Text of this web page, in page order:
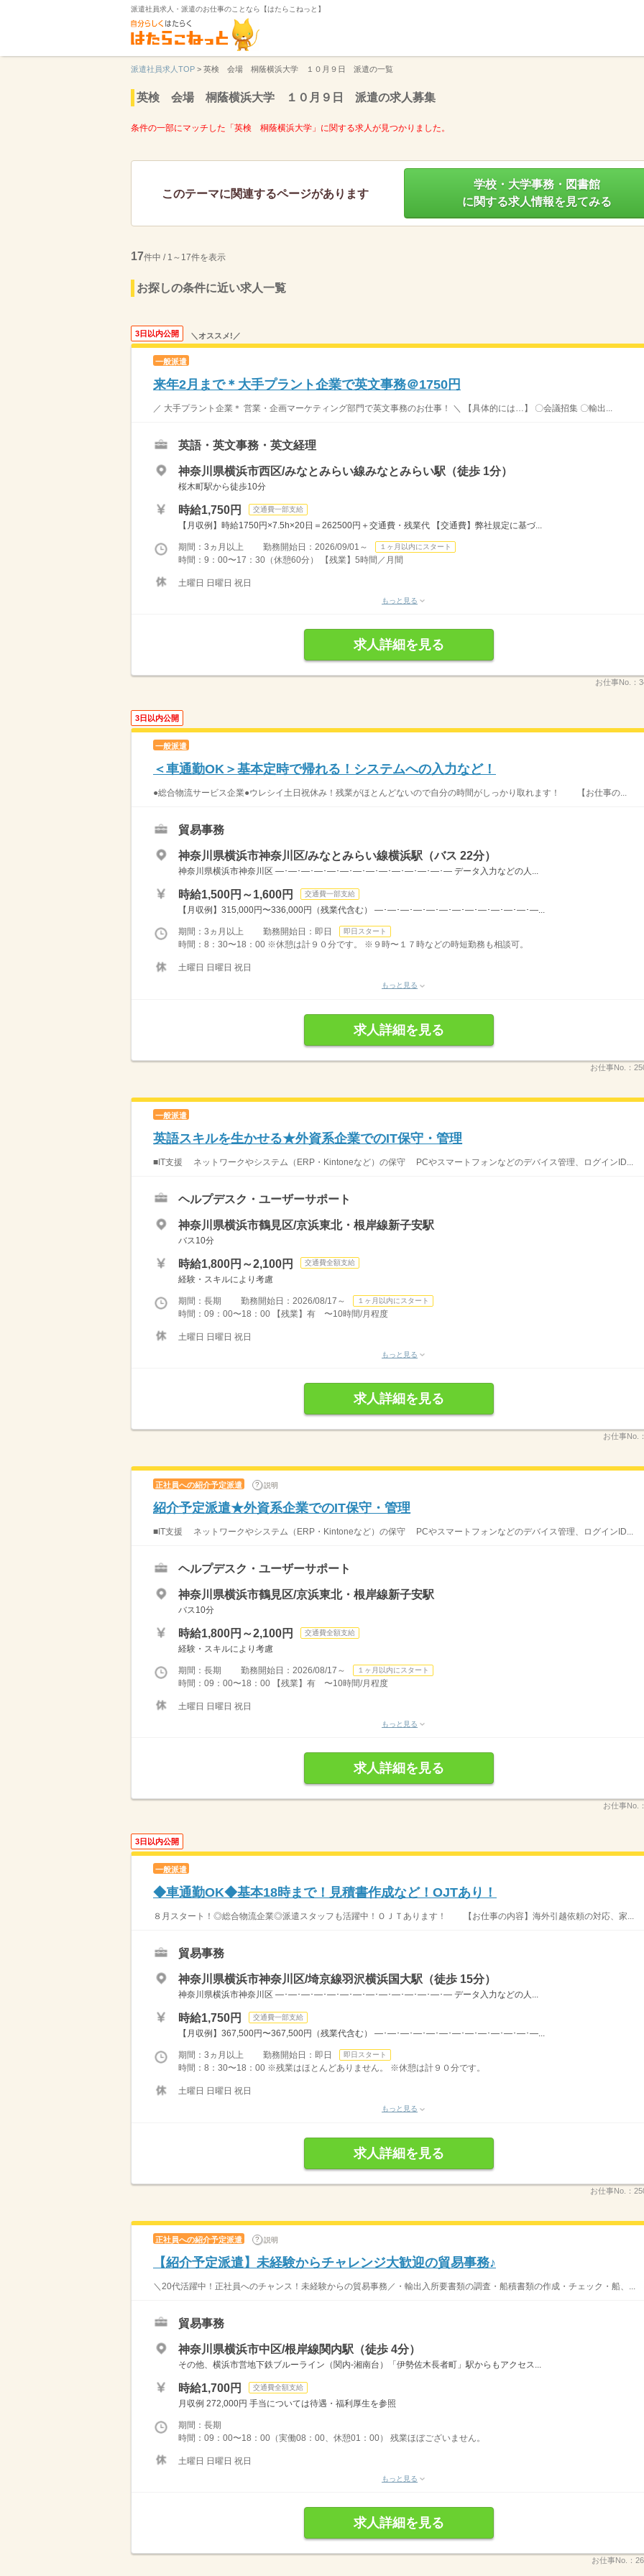
派遣社員求人・派遣のお仕事のことなら【はたらこねっと】
派遣社員求人TOP > 英検 会場 桐蔭横浜大学 １０月９日 派遣の一覧
英検 会場 桐蔭横浜大学 １０月９日 派遣の求人募集
条件の一部にマッチした「英検 桐蔭横浜大学」に関する求人が見つかりました。
このテーマに関連するページがあります
学校・大学事務・図書館
に関する求人情報を見てみる
17件中 / 1～17件を表示
お探しの条件に近い求人一覧
3日以内公開 ＼オススメ!／
一般派遣
来年2月まで＊大手プラント企業で英文事務＠1750円
／ 大手プラント企業＊ 営業・企画マーケティング部門で英文事務のお仕事！ ＼ 【具体的には…】 〇会議招集 〇輸出...
英語・英文事務・英文経理
神奈川県横浜市西区/みなとみらい線みなとみらい駅（徒歩 1分）
桜木町駅から徒歩10分
時給1,750円 交通費一部支給
【月収例】時給1750円×7.5h×20日＝262500円＋交通費・残業代 【交通費】弊社規定に基づ...
期間：3ヵ月以上 勤務開始日：2026/09/01～ １ヶ月以内にスタート
時間：9：00〜17：30（休憩60分） 【残業】5時間／月間
土曜日 日曜日 祝日
もっと見る
求人詳細を見る
お仕事No.：
3日以内公開
一般派遣
＜車通勤OK＞基本定時で帰れる！システムへの入力など！
●総合物流サービス企業●ウレシイ土日祝休み！残業がほとんどないので自分の時間がしっかり取れます！ 【お仕事の...
貿易事務
神奈川県横浜市神奈川区/みなとみらい線横浜駅（バス 22分）
神奈川県横浜市神奈川区 ―･―･―･―･―･―･―･―･―･―･―･―･―･― データ入力などの人...
時給1,500円～1,600円 交通費一部支給
【月収例】315,000円〜336,000円（残業代含む） ―･―･―･―･―･―･―･―･―･―･―･―･―...
期間：3ヵ月以上 勤務開始日：即日 即日スタート
時間：8：30〜18：00 ※休憩は計９０分です。 ※９時〜１７時などの時短勤務も相談可。
土曜日 日曜日 祝日
もっと見る
求人詳細を見る
お仕事No.：
一般派遣
英語スキルを生かせる★外資系企業でのIT保守・管理
■IT支援 ネットワークやシステム（ERP・Kintoneなど）の保守 PCやスマートフォンなどのデバイス管理、ログインID...
ヘルプデスク・ユーザーサポート
神奈川県横浜市鶴見区/京浜東北・根岸線新子安駅
バス10分
時給1,800円～2,100円 交通費全額支給
経験・スキルにより考慮
期間：長期 勤務開始日：2026/08/17～ １ヶ月以内にスタート
時間：09：00〜18：00 【残業】有 〜10時間/月程度
土曜日 日曜日 祝日
もっと見る
求人詳細を見る
お仕事No.：
正社員への紹介予定派遣 説明
紹介予定派遣★外資系企業でのIT保守・管理
■IT支援 ネットワークやシステム（ERP・Kintoneなど）の保守 PCやスマートフォンなどのデバイス管理、ログインID...
ヘルプデスク・ユーザーサポート
神奈川県横浜市鶴見区/京浜東北・根岸線新子安駅
バス10分
時給1,800円～2,100円 交通費全額支給
経験・スキルにより考慮
期間：長期 勤務開始日：2026/08/17～ １ヶ月以内にスタート
時間：09：00〜18：00 【残業】有 〜10時間/月程度
土曜日 日曜日 祝日
もっと見る
求人詳細を見る
お仕事No.：
3日以内公開
一般派遣
◆車通勤OK◆基本18時まで！見積書作成など！OJTあり！
８月スタート！◎総合物流企業◎派遣スタッフも活躍中！ＯＪＴあります！ 【お仕事の内容】海外引越依頼の対応、家...
貿易事務
神奈川県横浜市神奈川区/埼京線羽沢横浜国大駅（徒歩 15分）
神奈川県横浜市神奈川区 ―･―･―･―･―･―･―･―･―･―･―･―･―･― データ入力などの人...
時給1,750円 交通費一部支給
【月収例】367,500円〜367,500円（残業代含む） ―･―･―･―･―･―･―･―･―･―･―･―･―...
期間：3ヵ月以上 勤務開始日：即日 即日スタート
時間：8：30〜18：00 ※残業はほとんどありません。 ※休憩は計９０分です。
土曜日 日曜日 祝日
もっと見る
求人詳細を見る
お仕事No.：
正社員への紹介予定派遣 説明
【紹介予定派遣】未経験からチャレンジ大歓迎の貿易事務♪
＼20代活躍中！正社員へのチャンス！未経験からの貿易事務／・輸出入所要書類の調査・船積書類の作成・チェック・船、...
貿易事務
神奈川県横浜市中区/根岸線関内駅（徒歩 4分）
その他、横浜市営地下鉄ブルーライン（関内‐湘南台）「伊勢佐木長者町」駅からもアクセス...
時給1,700円 交通費全額支給
月収例 272,000円 手当については待遇・福利厚生を参照
期間：長期
時間：09：00〜18：00（実働08：00、休憩01：00） 残業ほぼございません。
土曜日 日曜日 祝日
もっと見る
求人詳細を見る
お仕事No.：